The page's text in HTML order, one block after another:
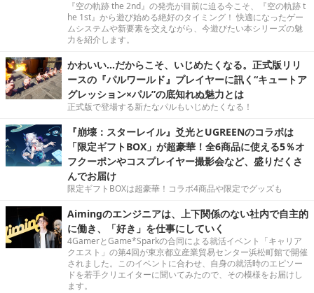
『空の軌跡 the 2nd』の発売が目前に迫る今こそ、『空の軌跡 t
he 1st』から遊び始める絶好のタイミング！ 快適になったゲー
ムシステムや新要素を交えながら、今遊びたい本シリーズの魅
力を紹介します。
かわいい…だからこそ、いじめたくなる。正式版リリ
ースの『パルワールド』プレイヤーに訊く“キュートア
グレッション×パル”の底知れぬ魅力とは
正式版で登場する新たなパルもいじめたくなる！
『崩壊：スターレイル』爻光とUGREENのコラボは
「限定ギフトBOX」が超豪華！全6商品に使える5％オ
フクーポンやコスプレイヤー撮影会など、盛りだくさ
んでお届け
限定ギフトBOXは超豪華！コラボ4商品や限定でグッズも
Aimingのエンジニアは、上下関係のない社内で自主的
に働き、「好き」を仕事にしていく
4GamerとGame*Sparkの合同による就活イベント「キャリア
クエスト」の第4回が東京都立産業貿易センター浜松町館で開催
されました。このイベントに合わせ、自身の就活時のエピソー
ドを若手クリエイターに聞いてみたので、その模様をお届けし
ます。